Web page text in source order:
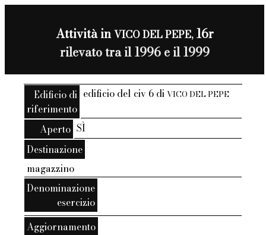
Attività inVICO DEL PEPE,16r
rilevato tra il 1996 e il 1999
Edificio di
riferimento
edificio del civ 6 diVICO DEL PEPE
Aperto SÌ
Destinazione
magazzino
Denominazione
esercizio
Aggiornamento